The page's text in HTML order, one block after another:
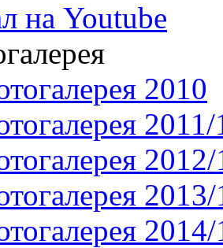
на Youtube
2010
2011/